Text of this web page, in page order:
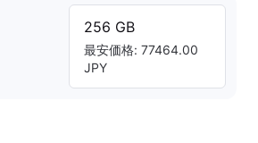
256 GB
最安価格: 77464.00
JPY